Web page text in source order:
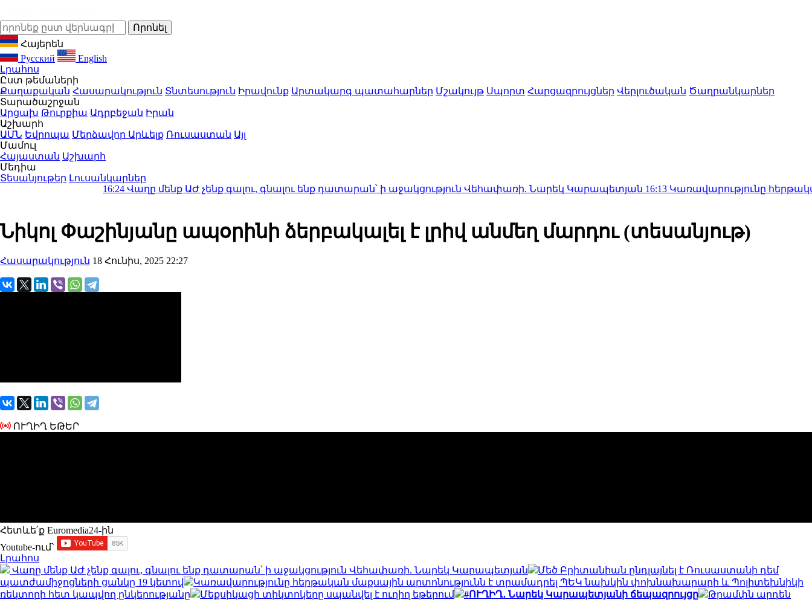
Հայերեն
Русский
English
Լրահոս
Ըստ թեմաների
Քաղաքական Հասարակություն Տնտեսություն Իրավունք Արտակարգ պատահարներ Մշակույթ Սպորտ Հարցազրույցներ Վերլուծական Ծաղրանկարներ
Տարածաշրջան
Արցախ Թուրքիա Ադրբեջան Իրան
Աշխարհ
ԱՄՆ Եվրոպա Մերձավոր Արևելք Ռուսաստան Այլ
Մամուլ
Հայաստան Աշխարհ
Մեդիա
Տեսանյութեր Լուսանկարներ
Վաղը մենք ԱԺ չենք գալու, գնալու ենք դատարան՝ ի աջակցություն Վեհափառի. Նարեկ Կարապետյան16:13Կառավարությունը հերթական
Նիկոլ Փաշինյանը ապօրինի ձերբակալել է լրիվ անմեղ մարդու (տեսանյութ)
Հասարակություն 18 Հունիս, 2025 22:27
ՈՒՂԻՂ ԵԹԵՐ
Հետևե՛ք Euromedia24-ին
Youtube-ում`
Լրահոս
Վաղը մենք ԱԺ չենք գալու, գնալու ենք դատարան՝ ի աջակցություն Վեհափառի. Նարեկ Կարապետյան
Մեծ Բրիտանիան ընդլայնել է Ռուսաստանի դեմ
պատժամիջոցների ցանկը 19 կետով
Կառավարությունը հերթական մաքսային արտոնությունն է տրամադրել ՊԵԿ նախկին փոխնախարարի և Պոլիտեխնիկի
ռեկտորի հետ կապվող ընկերությանը
Մեքսիկացի տիկտոկերը սպանվել է ուղիղ եթերում #ՈՒՂԻՂ․ Նարեկ Կարապետյանի ճեպազրույցը
Թրամփն արդեն